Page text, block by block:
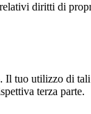
diritti di
tuo utilizzo di
terza parte.